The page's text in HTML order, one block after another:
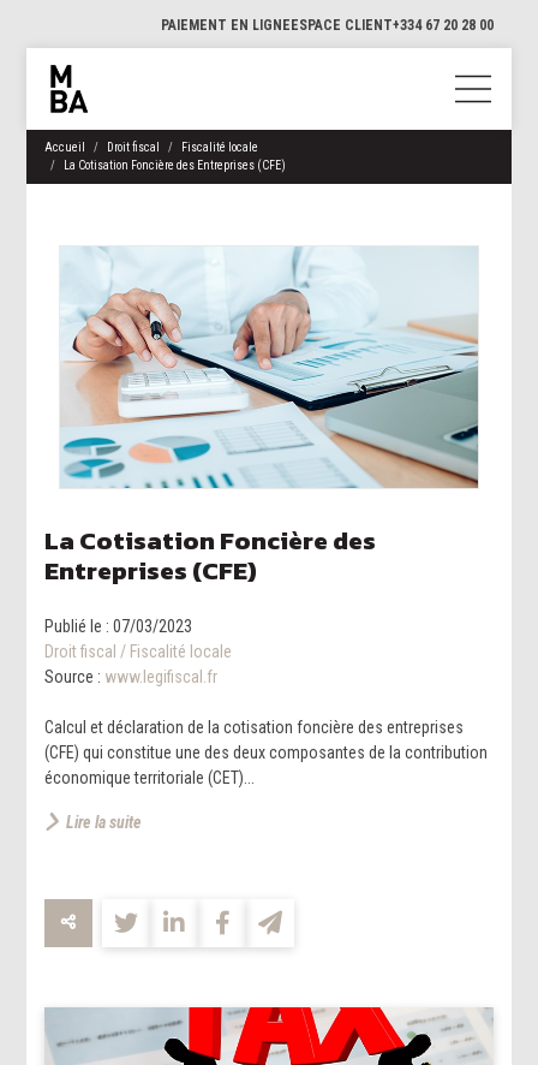
PAIEMENT EN LIGNEESPACE CLIENT+334 67 20 28 00
Accueil Droit fiscal
Fiscalité locale
La Cotisation Foncière des Entreprises (CFE)
La Cotisation Foncière des
Entreprises (CFE)
Publié le :07/03/2023
Droit fiscal / Fiscalité locale
Source : www.legifiscal.fr
Calcul et déclaration de la cotisation foncière des entreprises
(CFE) qui constitue une des deux composantes de la contribution
économique territoriale (CET)...
Lire la suite